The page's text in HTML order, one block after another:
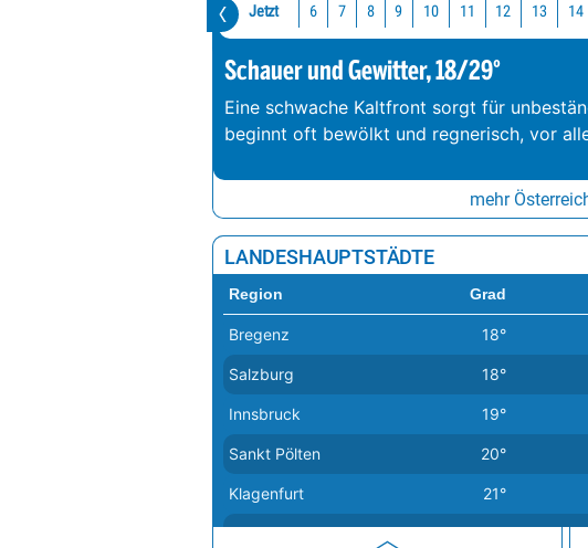
Jetzt 6 7 8 9 10 11 12 13 14
Schauer und Gewitter, 18/29°
Eine schwache Kaltfront sorgt für
beginnt oft bewölkt und regnerisch, vor
mehr
LANDESHAUPTSTÄDTE
Region Grad
Bregenz 18°
Salzburg 18°
Innsbruck 19°
Sankt Pölten 20°
Klagenfurt 21°
Linz 21°